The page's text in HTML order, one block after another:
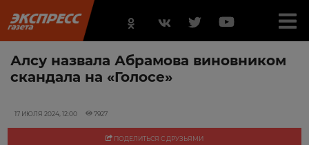
Алсу назвала Абрамова виновником
скандала на «Голосе»
17 ИЮЛЯ 2024, 12:00 7927
ПОДЕЛИТЬСЯ С ДРУЗЬЯМИ